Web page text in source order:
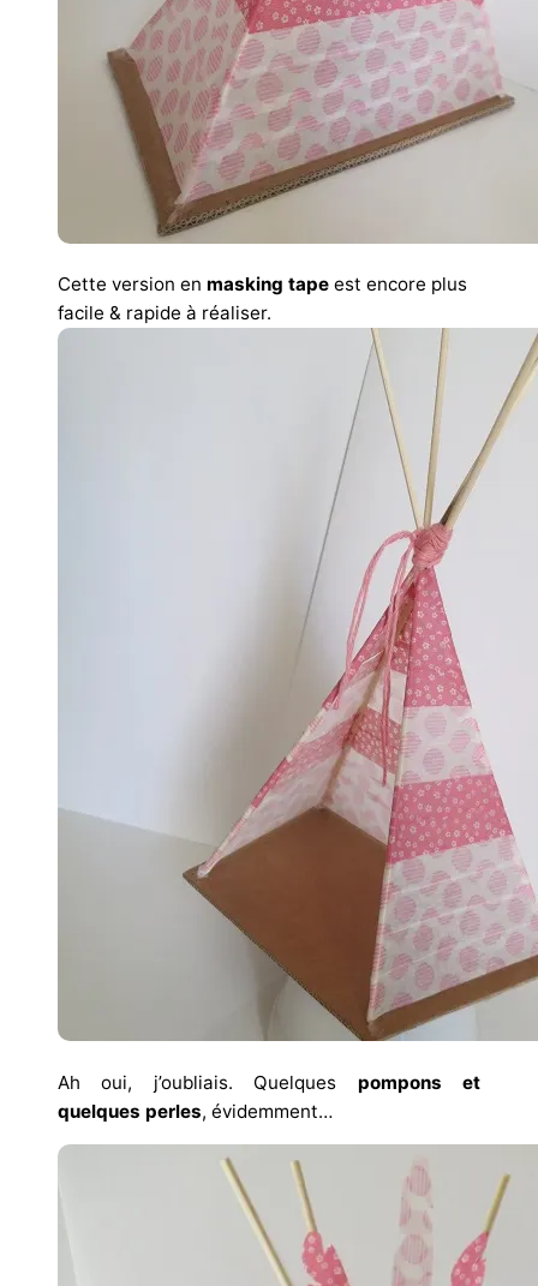
Cette version en masking tape est encore plus
facile & rapide à réaliser.
Ah oui, j’oubliais. Quelques pompons et
quelques perles, évidemment…